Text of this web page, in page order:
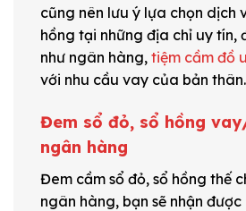
cũng nên lưu ý lựa chọn dịch
hồng tại những địa chỉ uy tín,
như ngân hàng, tiệm cầm đồ
với nhu cầu vay của bản thân.
Đem sổ đỏ, sổ hồng
ngân hàng
Đem cầm sổ đỏ, sổ hồng thế
ngân hàng, bạn sẽ nhận